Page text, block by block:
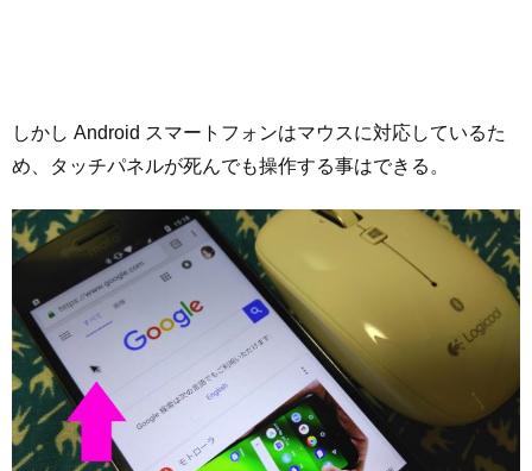
しかし Android スマートフォンはマウスに対応しているた
め、タッチパネルが死んでも操作する事はできる。